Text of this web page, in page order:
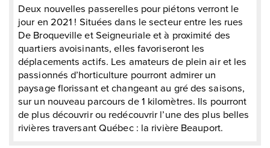
Deux nouvelles passerelles pour piétons verront le
jour en 2021 ! Situées dans le secteur entre les rues
De Broqueville et Seigneuriale et à proximité des
quartiers avoisinants, elles favoriseront les
déplacements actifs. Les amateurs de plein air et les
passionnés d’horticulture pourront admirer un
paysage florissant et changeant au gré des saisons,
sur un nouveau parcours de 1 kilomètres. Ils pourront
de plus découvrir ou redécouvrir l’une des plus belles
rivières traversant Québec : la rivière Beauport.